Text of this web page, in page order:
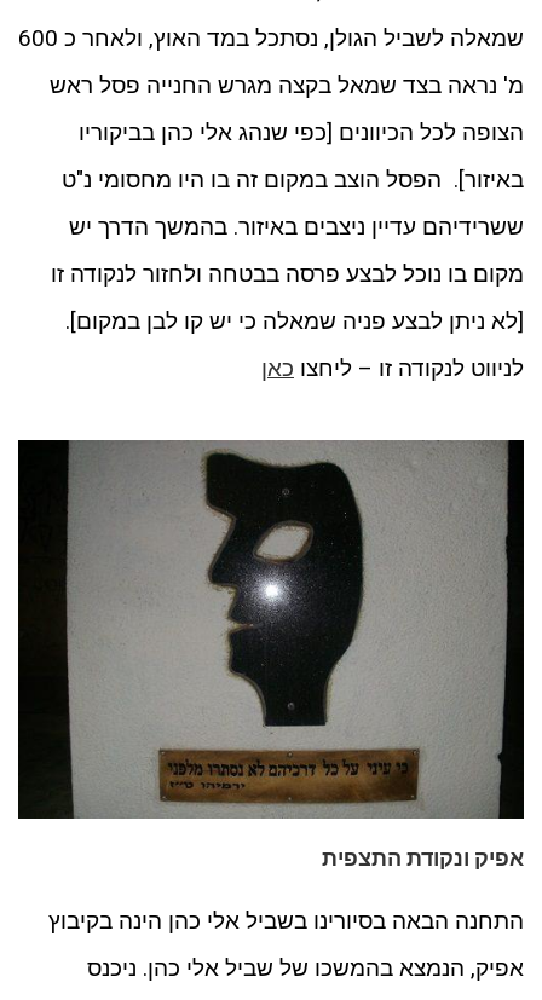
שמאלה לשביל הגולן, נסתכל במד האוץ, ולאחר כ 600
מ' נראה בצד שמאל בקצה מגרש החנייה פסל ראש
הצופה לכל הכיוונים [כפי שנהג אלי כהן בביקוריו
באיזור]. הפסל הוצב במקום זה בו היו מחסומי נ"ט
ששרידיהם עדיין ניצבים באיזור. בהמשך הדרך יש
מקום בו נוכל לבצע פרסה בבטחה ולחזור לנקודה זו
[לא ניתן לבצע פניה שמאלה כי יש קו לבן במקום].
לניווט לנקודה זו – ליחצו כאן
אפיק ונקודת התצפית
התחנה הבאה בסיורינו בשביל אלי כהן הינה בקיבוץ
אפיק, הנמצא בהמשכו של שביל אלי כהן. ניכנס